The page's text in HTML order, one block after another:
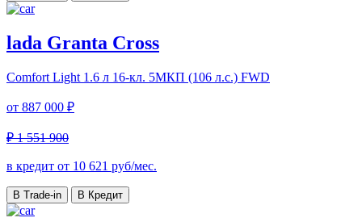
lada Granta Cross
Comfort Light 1.6 л 16-кл. 5МКП (106 л.с.) FWD
от 887 000 ₽
₽ 1 551 900
в кредит от 10 621 руб/мес.
В Trade-in В Кредит